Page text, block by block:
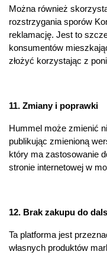
Można również
rozstrzygania sporów
reklamację. Jest to
konsumentów
złożyć korzystając z
11. Zmiany i poprawki
Hummel może zmienić
publikując zmienioną
który ma zastosowanie
stronie internetowej w
12. Brak zakupu do
Ta platforma jest
własnych produktów